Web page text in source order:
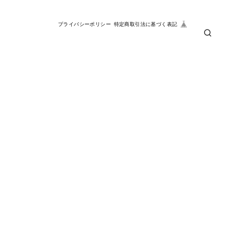
プライバシーポリシー 特定商取引法に基づく表記